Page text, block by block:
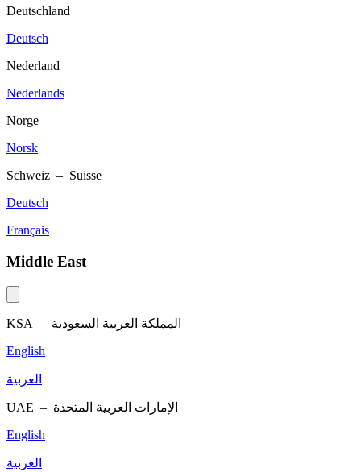
Deutschland
Deutsch
Nederland
Nederlands
Norge
Norsk
Schweiz – Suisse
Deutsch
Français
Middle East
KSA – المملكة العربية السعودية
English
العربية
UAE – الإمارات العربية المتحدة
English
العربية